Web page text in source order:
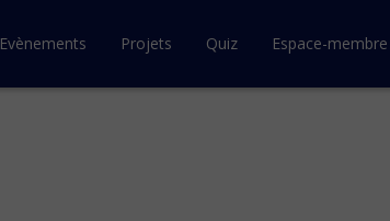
Evènements Projets Quiz Espace-membre